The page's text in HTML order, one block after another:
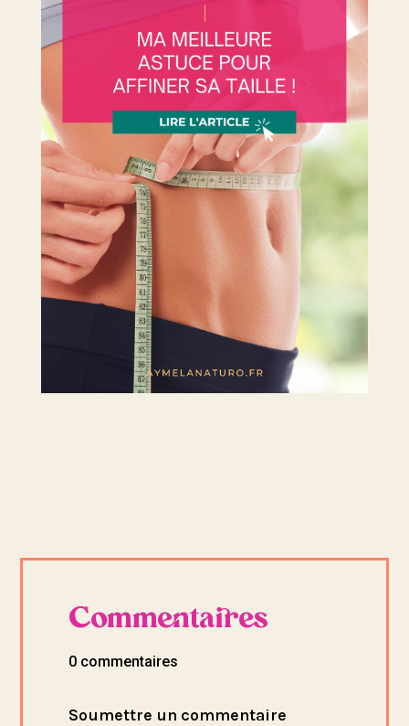
Commentaires
0 commentaires
Soumettre un commentaire